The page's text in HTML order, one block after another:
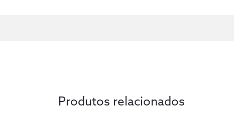
Produtos relacionados